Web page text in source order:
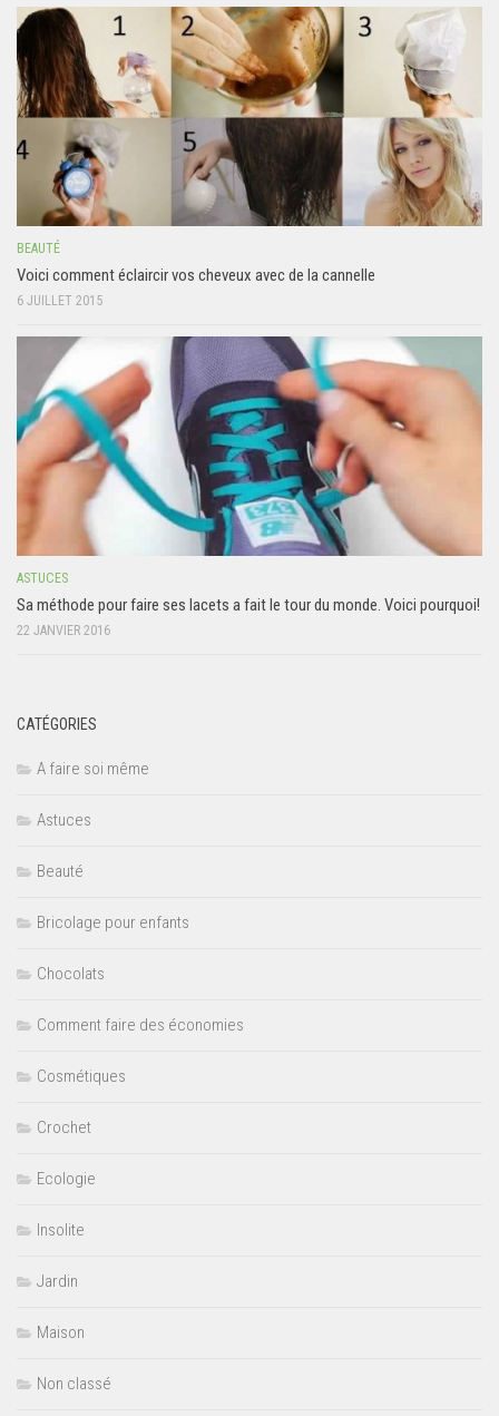
BEAUTÉ
Voici comment éclaircir vos cheveux avec de la cannelle
6 JUILLET 2015
ASTUCES
Sa méthode pour faire ses lacets a fait le tour du monde. Voici pourquoi!
22 JANVIER 2016
CATÉGORIES
A faire soi même
Astuces
Beauté
Bricolage pour enfants
Chocolats
Comment faire des économies
Cosmétiques
Crochet
Ecologie
Insolite
Jardin
Maison
Non classé